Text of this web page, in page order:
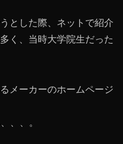
とした際、ネットで紹介
く、当時大学院生だった
メーカーのホームページ
、、。